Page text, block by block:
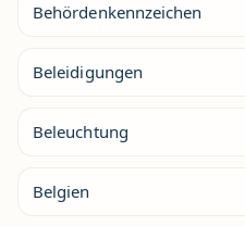
Behördenkennzeichen
Beleidigungen
Beleuchtung
Belgien